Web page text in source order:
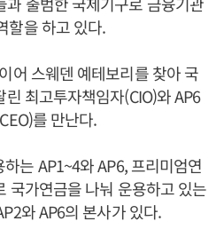
할을 하고 있다.
어 스웨덴 예테보리를 찾아 국
최고투자책임자(CIO)와 AP6
를 만난다.
는 AP1~4와 AP6, 프리미엄연
국가연금을 나눠 운용하고 있는
와 AP6의 본사가 있다.